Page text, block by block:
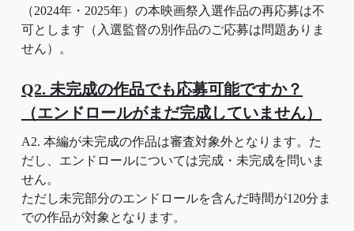
（2024年・2025年）の本映画祭入選作品の再応募は不
可とします（入選監督の別作品のご応募は問題ありま
せん）。
Q2. 未完成の作品でも応募可能ですか？
（エンドロールがまだ完成していません）
A2. 本編が未完成の作品は審査対象外となります。た
だし、エンドロールについては完成・未完成を問いま
せん。
ただし未完部分のエンドロールを含んだ時間が120分ま
での作品が対象となります。